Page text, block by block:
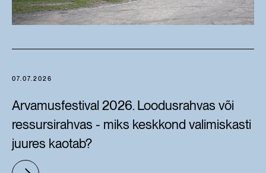
07.07.2026
Arvamusfestival 2026. Loodusrahvas või
ressursirahvas - miks keskkond valimiskasti
juures kaotab?